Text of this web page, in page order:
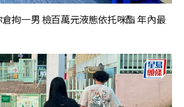
拘一男 檢百萬元液態依托咪酯 年內最